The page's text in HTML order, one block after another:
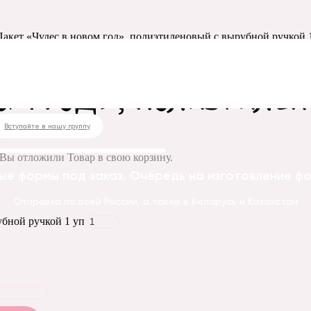
Вступайте в нашу группу
Вы отложилиТовар в свою корзину.
«Чудес в новом год», полиэтиленовый с вырубной ручкой
год»,
ручкой 1 уп